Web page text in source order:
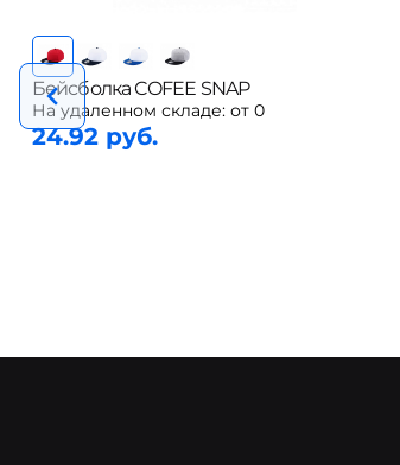
Бейсболка COFEE SNAP
На удаленном складе: от 0
24.92 руб.